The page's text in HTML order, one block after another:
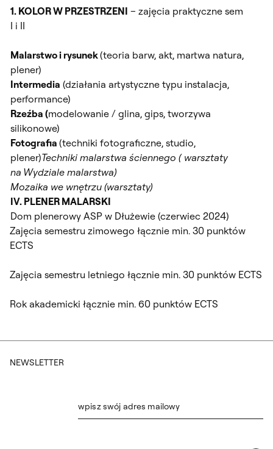
1. KOLOR W PRZESTRZENI – zajęcia praktyczne sem
I i II
Malarstwo i rysunek(teoria barw, akt, martwa natura,
plener)
Intermedia (działania artystyczne typu instalacja,
performance)
Rzeźba (modelowanie / glina, gips, tworzywa
silikonowe)
Fotografia (techniki fotograficzne, studio,
plener)Techniki malarstwa ściennego ( warsztaty
na Wydziale malarstwa)
Mozaika we wnętrzu (warsztaty)
IV. PLENER MALARSKI
Dom plenerowy ASP w Dłużewie (czerwiec 2024)
Zajęcia semestru zimowego łącznie min. 30 punktów
ECTS
Zajęcia semestru letniego łącznie min. 30 punktów ECTS
Rok akademicki łącznie min. 60 punktów ECTS
NEWSLETTER
wpisz swój adres mailowy